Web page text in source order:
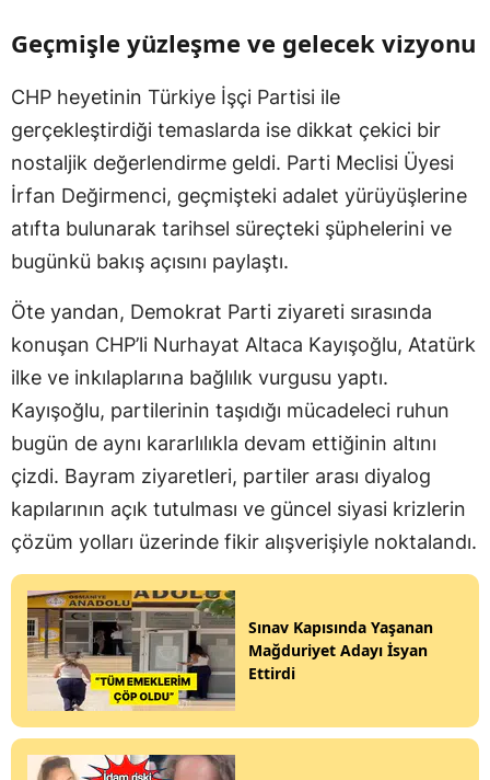
Geçmişle yüzleşme ve gelecek vizyonu
CHP heyetinin Türkiye İşçi Partisi ile
gerçekleştirdiği temaslarda ise dikkat çekici bir
nostaljik değerlendirme geldi. Parti Meclisi Üyesi
İrfan Değirmenci, geçmişteki adalet yürüyüşlerine
atıfta bulunarak tarihsel süreçteki şüphelerini ve
bugünkü bakış açısını paylaştı.
Öte yandan, Demokrat Parti ziyareti sırasında
konuşan CHP’li Nurhayat Altaca Kayışoğlu, Atatürk
ilke ve inkılaplarına bağlılık vurgusu yaptı.
Kayışoğlu, partilerinin taşıdığı mücadeleci ruhun
bugün de aynı kararlılıkla devam ettiğinin altını
çizdi. Bayram ziyaretleri, partiler arası diyalog
kapılarının açık tutulması ve güncel siyasi krizlerin
çözüm yolları üzerinde fikir alışverişiyle noktalandı.
Sınav Kapısında Yaşanan
Mağduriyet Adayı İsyan
Ettirdi